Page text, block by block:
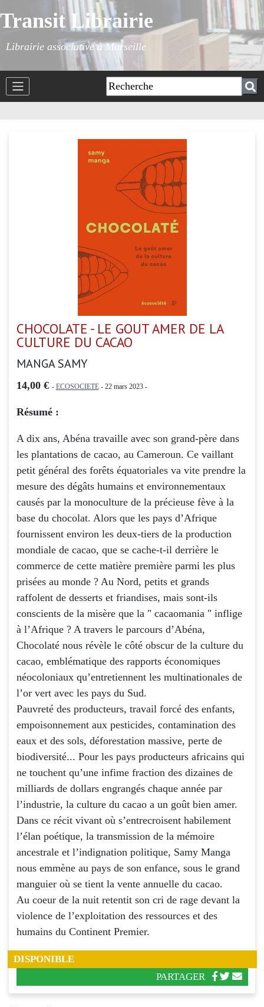
Transit Librairie
Librairie associative à Marseille
CHOCOLATE - LE GOUT AMER DE LA
CULTURE DU CACAO
MANGA SAMY
14,00 € - ECOSOCIETE- 22 mars 2023 -
Résumé :
A dix ans, Abéna travaille avec son grand-père dans
les plantations de cacao, au Cameroun. Ce vaillant
petit général des forêts équatoriales va vite prendre la
mesure des dégâts humains et environnementaux
causés par la monoculture de la précieuse fève à la
base du chocolat. Alors que les pays d’Afrique
fournissent environ les deux-tiers de la production
mondiale de cacao, que se cache-t-il derrière le
commerce de cette matière première parmi les plus
prisées au monde ? Au Nord, petits et grands
raffolent de desserts et friandises, mais sont-ils
conscients de la misère que la " cacaomania " inflige
à l’Afrique ? A travers le parcours d’Abéna,
Chocolaté nous révèle le côté obscur de la culture du
cacao, emblématique des rapports économiques
néocoloniaux qu’entretiennent les multinationales de
l’or vert avec les pays du Sud.
Pauvreté des producteurs, travail forcé des enfants,
empoisonnement aux pesticides, contamination des
eaux et des sols, déforestation massive, perte de
biodiversité... Pour les pays producteurs africains qui
ne touchent qu’une infime fraction des dizaines de
milliards de dollars engrangés chaque année par
l’industrie, la culture du cacao a un goût bien amer.
Dans ce récit vivant où s’entrecroisent habilement
l’élan poétique, la transmission de la mémoire
ancestrale et l’indignation politique, Samy Manga
nous emmène au pays de son enfance, sous le grand
manguier où se tient la vente annuelle du cacao.
Au coeur de la nuit retentit son cri de rage devant la
violence de l’exploitation des ressources et des
humains du Continent Premier.
DISPONIBLE
PARTAGER